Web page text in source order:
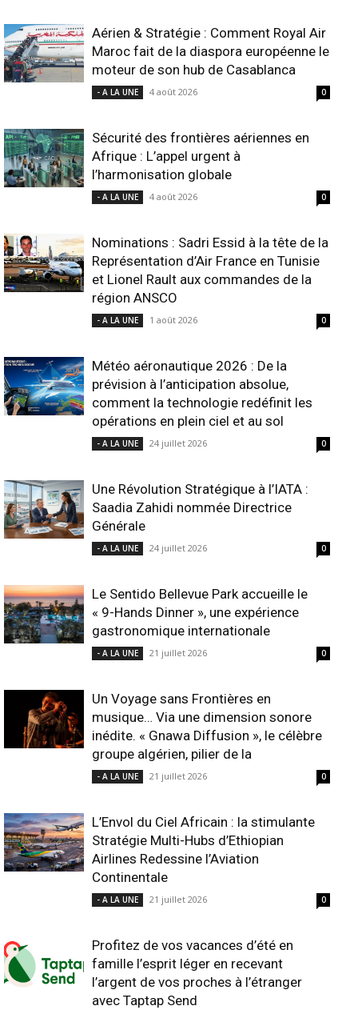
Aérien & Stratégie : Comment Royal Air
Maroc fait de la diaspora européenne le
moteur de son hub de Casablanca
- A LA UNE 4 août 2026 0
Sécurité des frontières aériennes en
Afrique : L’appel urgent à
l’harmonisation globale
- A LA UNE 4 août 2026 0
Nominations : Sadri Essid à la tête de la
Représentation d’Air France en Tunisie
et Lionel Rault aux commandes de la
région ANSCO
- A LA UNE 1 août 2026 0
Météo aéronautique 2026 : De la
prévision à l’anticipation absolue,
comment la technologie redéfinit les
opérations en plein ciel et au sol
- A LA UNE 24 juillet 2026 0
Une Révolution Stratégique à l’IATA :
Saadia Zahidi nommée Directrice
Générale
- A LA UNE 24 juillet 2026 0
Le Sentido Bellevue Park accueille le
« 9-Hands Dinner », une expérience
gastronomique internationale
- A LA UNE 21 juillet 2026 0
Un Voyage sans Frontières en
musique… Via une dimension sonore
inédite. « Gnawa Diffusion », le célèbre
groupe algérien, pilier de la
- A LA UNE 21 juillet 2026 0
L’Envol du Ciel Africain : la stimulante
Stratégie Multi-Hubs d’Ethiopian
Airlines Redessine l’Aviation
Continentale
- A LA UNE 21 juillet 2026 0
Profitez de vos vacances d’été en
famille l’esprit léger en recevant
l’argent de vos proches à l’étranger
avec Taptap Send